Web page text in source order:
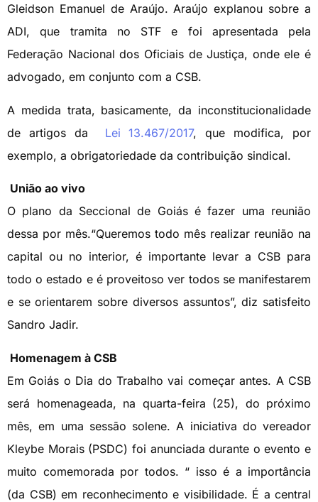
Gleidson Emanuel de Araújo. Araújo explanou sobre a
ADI, que tramita no STF e foi apresentada pela
Federação Nacional dos Oficiais de Justiça, onde ele é
advogado, em conjunto com a CSB.
A medida trata, basicamente, da inconstitucionalidade
de artigos da Lei 13.467/2017, que modifica, por
exemplo, a obrigatoriedade da contribuição sindical.
União ao vivo
O plano da Seccional de Goiás é fazer uma reunião
dessa por mês.“Queremos todo mês realizar reunião na
capital ou no interior, é importante levar a CSB para
todo o estado e é proveitoso ver todos se manifestarem
e se orientarem sobre diversos assuntos”, diz satisfeito
Sandro Jadir.
Homenagem à CSB
Em Goiás o Dia do Trabalho vai começar antes. A CSB
será homenageada, na quarta-feira (25), do próximo
mês, em uma sessão solene. A iniciativa do vereador
Kleybe Morais (PSDC) foi anunciada durante o evento e
muito comemorada por todos. “ isso é a importância
(da CSB) em reconhecimento e visibilidade. É a central